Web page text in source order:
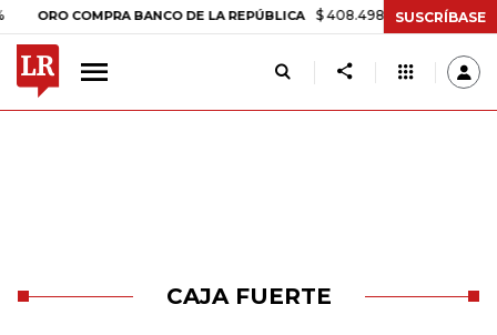
ORO COMPRA BANCO DE LA REPÚBLICA $ 408.498,97 +$ 8.753,81
SUSCRÍBASE
CAJA FUERTE